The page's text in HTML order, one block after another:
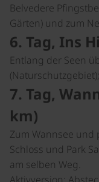
Belvedere
Gärten) und zum
6. Tag, Ins
Entlang der Seen
7. Tag,
km)
Zum Wannsee und
Schloss und Park
am selben Weg.